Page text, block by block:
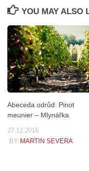
YOU MAY ALSO
Abeceda odrůd: Pinot
meunier – Mlynářka
27.12.2016
BY MARTIN SEVERA